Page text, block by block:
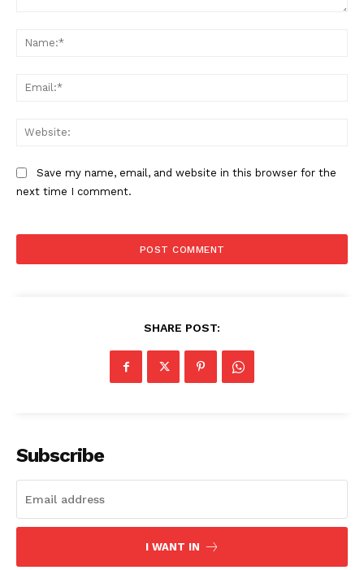
Save my name, email, and website in this browser for the
next time I comment.
SHARE POST:
Subscribe
I WANT IN